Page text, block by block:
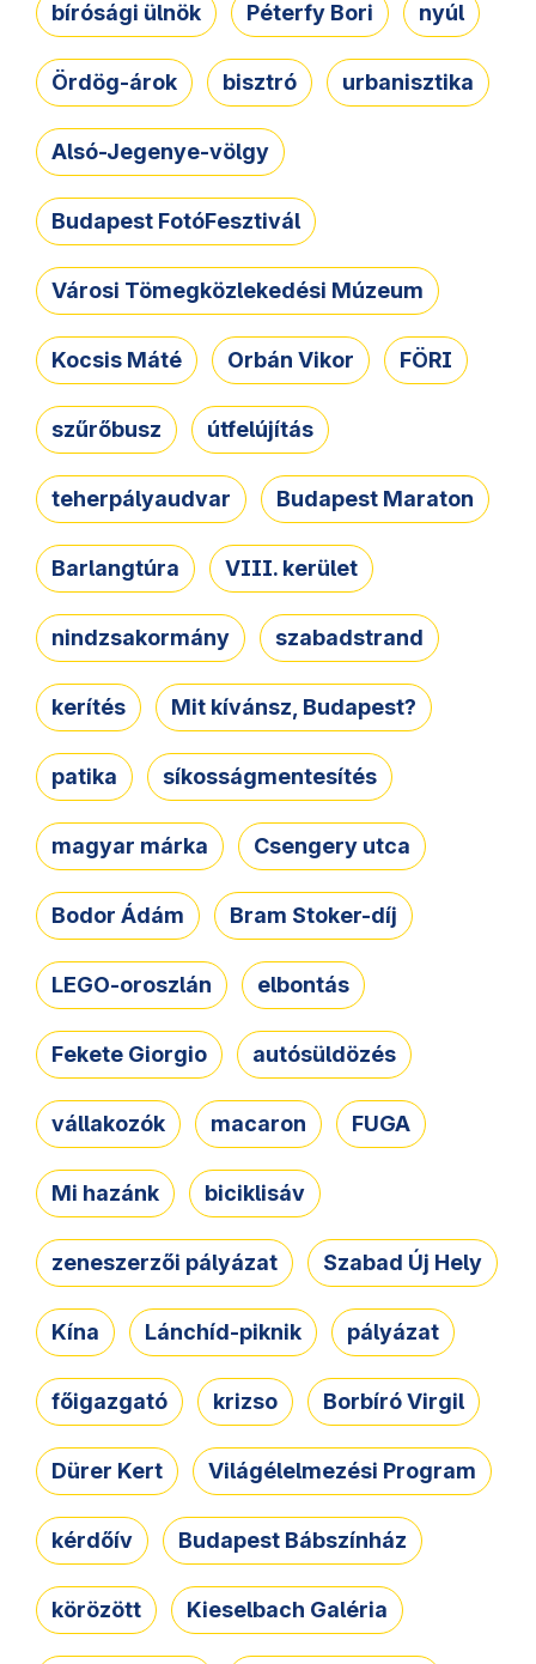
bírósági ülnök Péterfy Bori nyúl
Ördög-árok bisztró urbanisztika
Alsó-Jegenye-völgy
Budapest FotóFesztivál
Városi Tömegközlekedési Múzeum
Kocsis Máté Orbán Vikor FÖRI
szűrőbusz útfelújítás
teherpályaudvar Budapest Maraton
Barlangtúra VIII. kerület
nindzsakormány szabadstrand
kerítés Mit kívánsz, Budapest?
patika síkosságmentesítés
magyar márka Csengery utca
Bodor Ádám Bram Stoker-díj
LEGO-oroszlán elbontás
Fekete Giorgio autósüldözés
vállakozók macaron FUGA
Mi hazánk biciklisáv
zeneszerzői pályázat Szabad Új Hely
Kína Lánchíd-piknik pályázat
főigazgató krizso Borbíró Virgil
Dürer Kert Világélelmezési Program
kérdőív Budapest Bábszínház
körözött Kieselbach Galéria